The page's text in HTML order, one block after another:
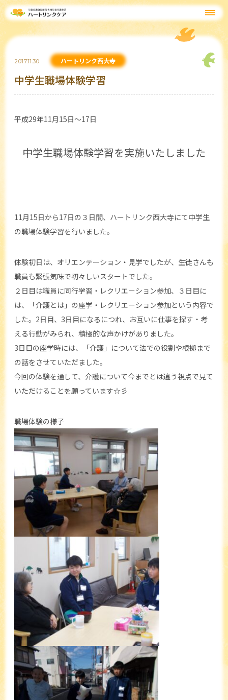
2017.11.30 ハートリンク西大寺
中学生職場体験学習
平成29年11月15日～17日
中学生職場体験学習を実施いたしました
11月15日から17日の３日間、ハートリンク西大寺にて中学生
の職場体験学習を行いました。
体験初日は、オリエンテーション・見学でしたが、生徒さんも
職員も緊張気味で初々しいスタートでした。
２日目は職員に同行学習・レクリエーション参加、３日目に
は、「介護とは」の座学・レクリエーション参加という内容で
した。2日目、3日目になるにつれ、お互いに仕事を探す・考
える行動がみられ、積極的な声かけがありました。
3日目の座学時には、「介護」について法での役割や根拠まで
の話をさせていただました。
今回の体験を通して、介護について今までとは違う視点で見て
いただけることを願っています☆彡
職場体験の様子